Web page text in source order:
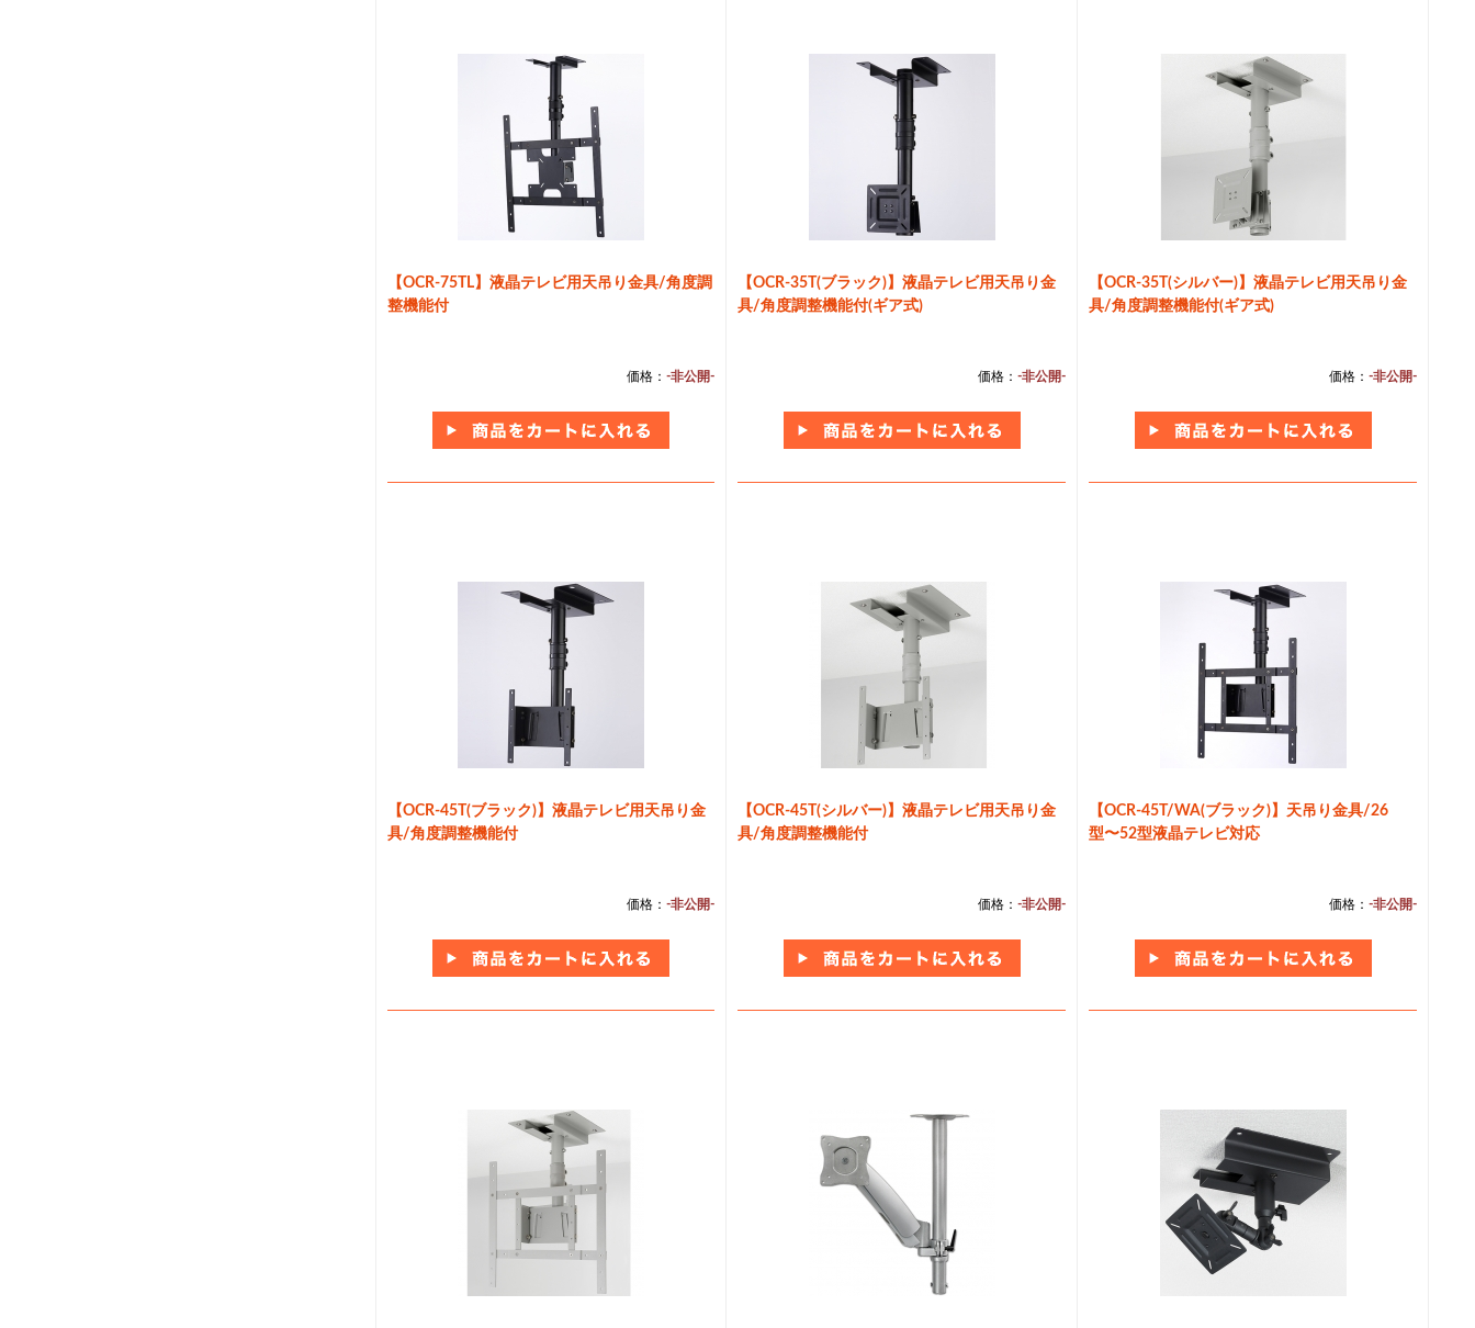
【OCR-75TL】液晶テレビ用天吊り金具/角度調
整機能付
価格： -非公開-
【OCR-35T(ブラック)】液晶テレビ用天吊り金
具/角度調整機能付(ギア式)
価格： -非公開-
【OCR-35T(シルバー)】液晶テレビ用天吊り金
具/角度調整機能付(ギア式)
価格： -非公開-
【OCR-45T(ブラック)】液晶テレビ用天吊り金
具/角度調整機能付
価格： -非公開-
【OCR-45T(シルバー)】液晶テレビ用天吊り金
具/角度調整機能付
価格： -非公開-
【OCR-45T/WA(ブラック)】天吊り金具/26
型〜52型液晶テレビ対応
価格： -非公開-